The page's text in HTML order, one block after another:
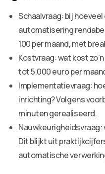
Schaalvraag: bij
automatisering
100 per maand, met
Kostvraag: wat kost
tot 5.000 euro per
Implementatievraag:
inrichting? Volgens
minuten gerealiseerd.
Nauwkeurigheidsvraag:
Dit blijkt uit
automatische